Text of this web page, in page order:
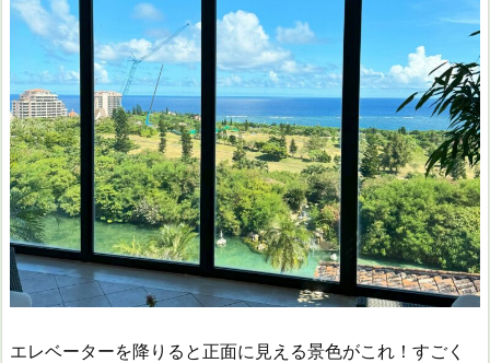
エレベーターを降りると正面に見える景色がこれ！すごく